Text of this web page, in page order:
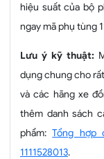
hiệu suất của bộ
ngay mã phụ tùng
Lưu ý kỹ thuật:
dụng chung cho
và các hãng xe
thêm danh sách
phẩm:Tổng hợp
1111528013.